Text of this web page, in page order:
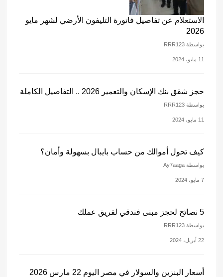
الاستعلام عن تفاصيل فاتورة التليفون الأرضي لشهر مايو
2026
بواسطة RRR123
11 مايو، 2024
حجز شقق بنك الإسكان والتعمير 2026 .. التفاصيل الكاملة
بواسطة RRR123
11 مايو، 2024
كيف تحول أموالك من حساب بايبال بسهولة وأمان؟
بواسطة Ay7aaga
7 مايو، 2024
5 نصائح لحجز مبنى فندقي لفريق عملك
بواسطة RRR123
22 أبريل، 2024
أسعار البنزين والسولار في مصر اليوم 22 مارس 2026